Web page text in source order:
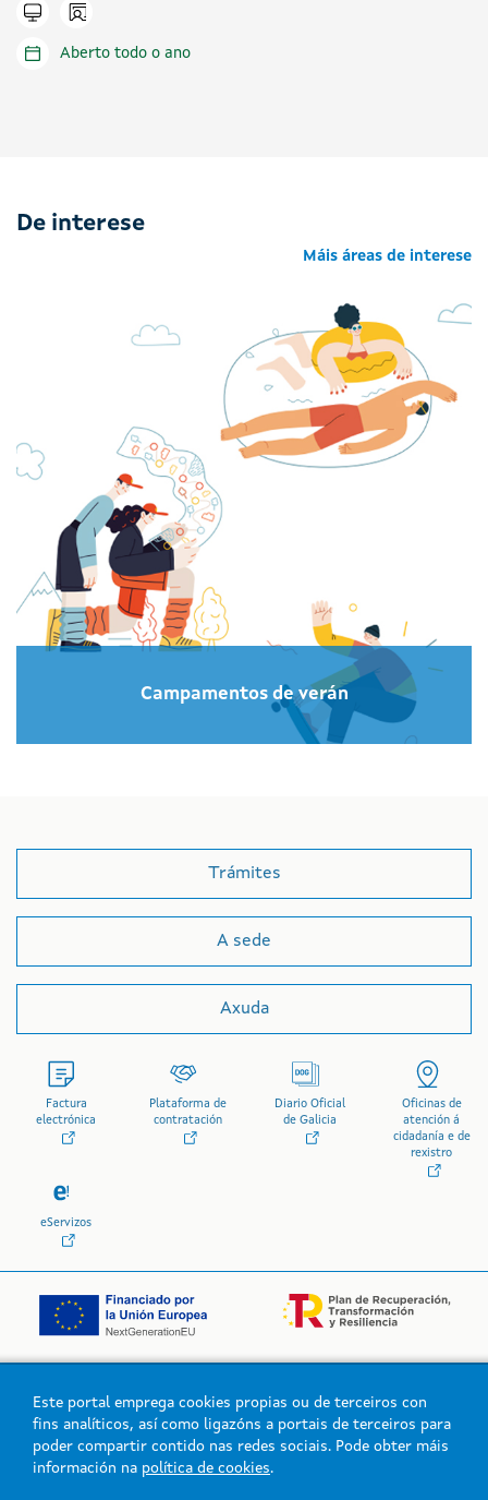
Tramitar en liña
Icono presencial
Aberto todo o ano
De interese
Máis áreas de interese
Campamentos de verán
Trámites
A sede
Axuda
Factura
electrónica
Plataforma de
contratación
Diario Oficial
de Galicia
Oficinas de
atención á
cidadanía e de
rexistro
eServizos
Logo da Xunta de Galicia
Este portal emprega cookies propias ou de terceiros con
fins analíticos, así como ligazóns a portais de terceiros para
poder compartir contido nas redes sociais. Pode obter máis
información na política de cookies.